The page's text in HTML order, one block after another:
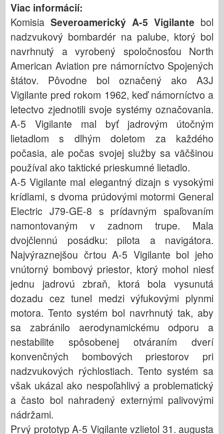
Viac informácií:
Komisia Severoamerický A-5 Vigilante bol
nadzvukový bombardér na palube, ktorý bol
navrhnutý a vyrobený spoločnosťou North
American Aviation pre námorníctvo Spojených
štátov. Pôvodne bol označený ako A3J
Vigilante pred rokom 1962, keď námorníctvo a
letectvo zjednotili svoje systémy označovania.
A-5 Vigilante mal byť jadrovým útočným
lietadlom s dlhým doletom za každého
počasia, ale počas svojej služby sa väčšinou
používal ako taktické prieskumné lietadlo.
A-5 Vigilante mal elegantný dizajn s vysokými
krídlami, s dvoma prúdovými motormi General
Electric J79-GE-8 s prídavným spaľovaním
namontovaným v zadnom trupe. Mala
dvojčlennú posádku: pilota a navigátora.
Najvýraznejšou črtou A-5 Vigilante bol jeho
vnútorný bombový priestor, ktorý mohol niesť
jednu jadrovú zbraň, ktorá bola vysunutá
dozadu cez tunel medzi výfukovými plynmi
motora. Tento systém bol navrhnutý tak, aby
sa zabránilo aerodynamickému odporu a
nestabilite spôsobenej otváraním dverí
konvenčných bombových priestorov pri
nadzvukových rýchlostiach. Tento systém sa
však ukázal ako nespoľahlivý a problematický
a často bol nahradený externými palivovými
nádržami.
Prvý prototyp A-5 Vigilante vzlietol 31. augusta